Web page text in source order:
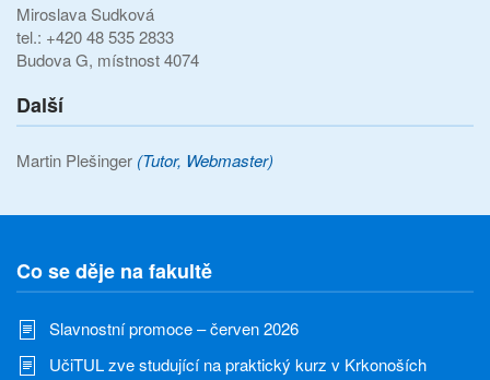
Miroslava Sudková
tel.: +420 48 535 2833
Budova G, místnost 4074
Další
Martin Plešinger (Tutor, Webmaster)
Co se děje na fakultě
Slavnostní promoce – červen 2026
UčiTUL zve studující na praktický kurz v Krkonoších